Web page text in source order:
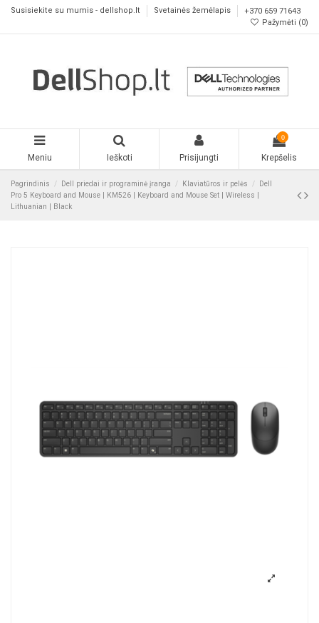
Susisiekite su mumis - dellshop.lt Svetainės žemėlapis
+370 659 71643
Pažymėti (0)
Meniu Ieškoti Prisijungti
0
Krepšelis
Pagrindinis Dell priedai ir programinė įranga Klaviatūros ir pelės
Dell
Pro 5 Keyboard and Mouse | KM526 | Keyboard and Mouse Set | Wireless |
Lithuanian | Black